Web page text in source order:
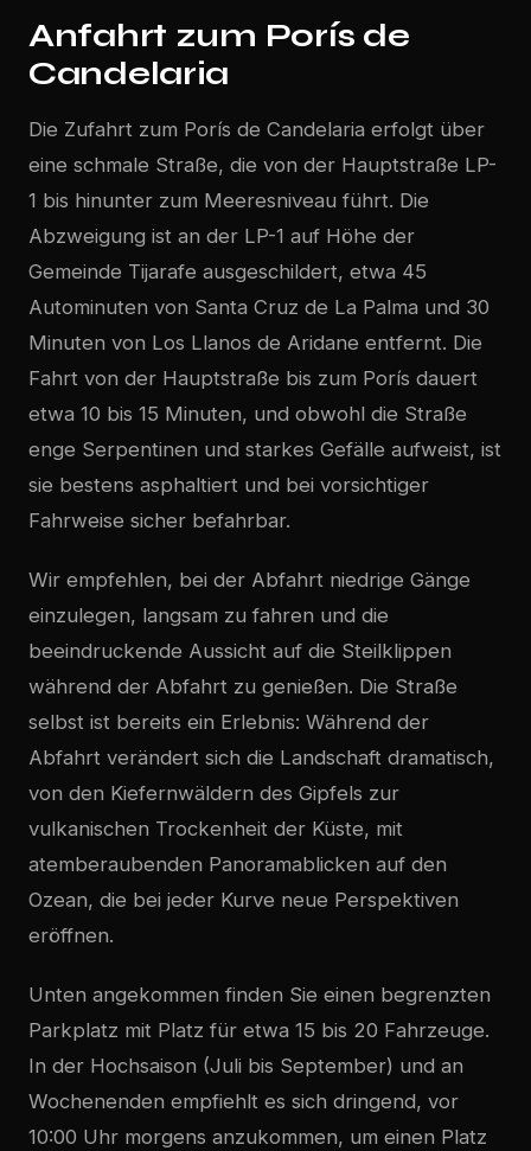
Anfahrt zum Porís de
Candelaria
Die Zufahrt zum Porís de Candelaria erfolgt über
eine schmale Straße, die von der Hauptstraße LP-
1 bis hinunter zum Meeresniveau führt. Die
Abzweigung ist an der LP-1 auf Höhe der
Gemeinde Tijarafe ausgeschildert, etwa 45
Autominuten von Santa Cruz de La Palma und 30
Minuten von Los Llanos de Aridane entfernt. Die
Fahrt von der Hauptstraße bis zum Porís dauert
etwa 10 bis 15 Minuten, und obwohl die Straße
enge Serpentinen und starkes Gefälle aufweist, ist
sie bestens asphaltiert und bei vorsichtiger
Fahrweise sicher befahrbar.
Wir empfehlen, bei der Abfahrt niedrige Gänge
einzulegen, langsam zu fahren und die
beeindruckende Aussicht auf die Steilklippen
während der Abfahrt zu genießen. Die Straße
selbst ist bereits ein Erlebnis: Während der
Abfahrt verändert sich die Landschaft dramatisch,
von den Kiefernwäldern des Gipfels zur
vulkanischen Trockenheit der Küste, mit
atemberaubenden Panoramablicken auf den
Ozean, die bei jeder Kurve neue Perspektiven
eröffnen.
Unten angekommen finden Sie einen begrenzten
Parkplatz mit Platz für etwa 15 bis 20 Fahrzeuge.
In der Hochsaison (Juli bis September) und an
Wochenenden empfiehlt es sich dringend, vor
10:00 Uhr morgens anzukommen, um einen Platz